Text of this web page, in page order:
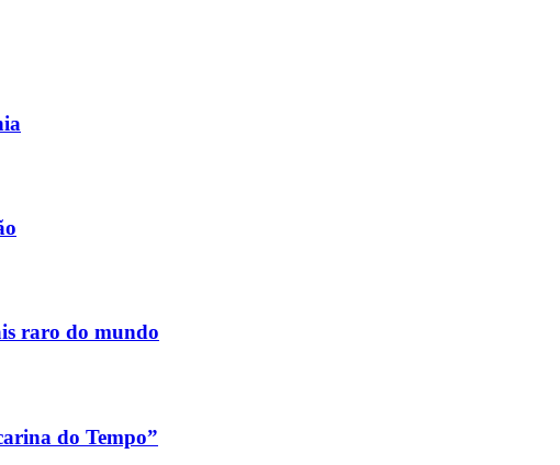
raro do mundo
do Tempo”